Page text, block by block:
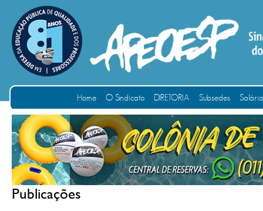
Home O Sindicato DIRETORIA Subsedes
Publicações